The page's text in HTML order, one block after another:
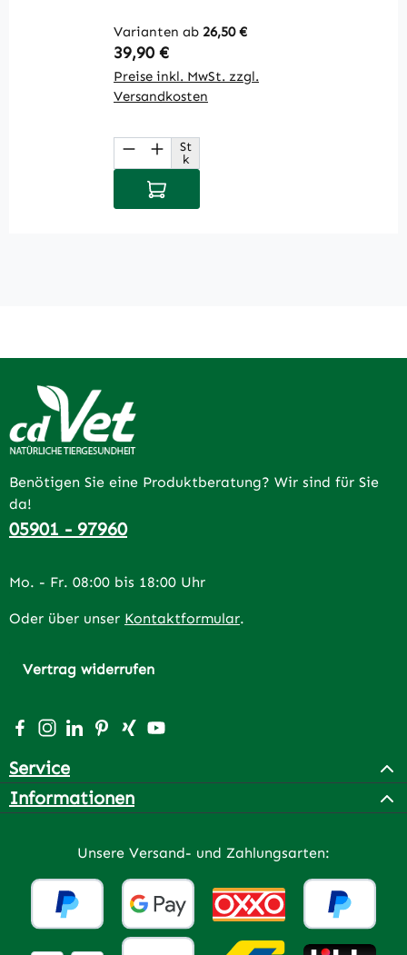
Varianten ab 26,50 €
Regulärer Preis:
39,90 €
Preise inkl. MwSt. zzgl.
Versandkosten
Produkt Anzahl: Gib den
St
k
In den Warenkorb
Benötigen Sie eine Produktberatung? Wir sind für Sie
da!
05901 - 97960
Mo. - Fr. 08:00 bis 18:00 Uhr
Oder über unser Kontaktformular.
Vertrag widerrufen
Besuche uns auf Facebook – öffnet in neuem Tab
Schau auf Instagram vorbei – öffnet in neuem Tab
Vernetze dich mit uns auf LinkedIn – öffnet in
Lass dich auf Pinterest inspirieren – öffnet
Vernetze dich mit uns auf Xing – öffnet
Sieh dir unsere Videos auf YouTube
Service
Informationen
Unsere Versand- und Zahlungsarten: